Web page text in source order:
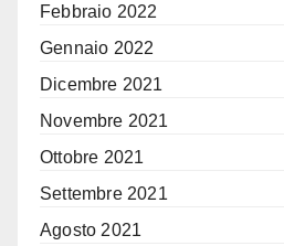
Febbraio 2022
Gennaio 2022
Dicembre 2021
Novembre 2021
Ottobre 2021
Settembre 2021
Agosto 2021